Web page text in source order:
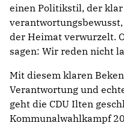
einen Politikstil, der klar
der Heimat verwurzelt.
sagen: Wir reden nicht
Mit diesem klaren
Verantwortung und
geht die CDU Ilten
Kommunalwahlkampf